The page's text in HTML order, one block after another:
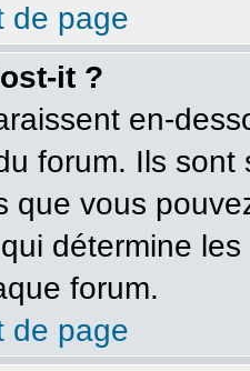
de page
it ?
en-
forum. Ils
que vous
détermine
forum.
de page